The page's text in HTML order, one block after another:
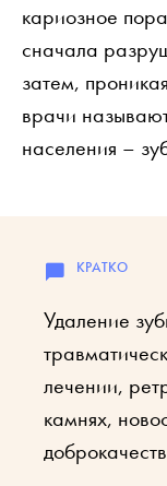
кариозное
сначала
затем,
врачи
населения –
Удаление
лечении,
камнях,